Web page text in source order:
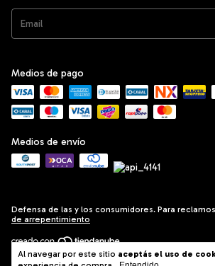
Al navegar por este sitio aceptás el uso de
Medios de pago
Medios de envío
Defensa de las y los consumidores. Para reclamos
de arrepentimiento
Copyright Madly Store - 2026. Todos los